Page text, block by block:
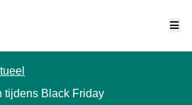
tijdens Black Friday